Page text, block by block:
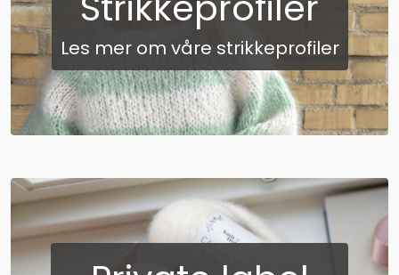
Les mer om våre strikkeprofiler